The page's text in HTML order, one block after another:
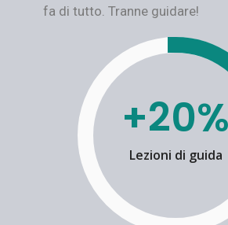
fa di tutto. Tranne guidare!
+20%
Lezioni di guida